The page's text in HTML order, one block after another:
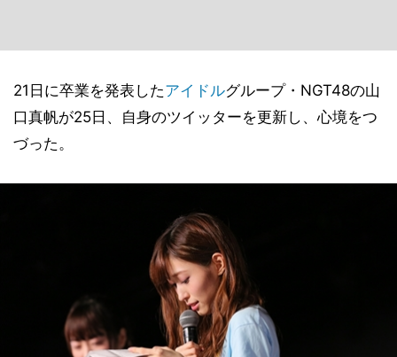
21日に卒業を発表したアイドルグループ・NGT48の山
口真帆が25日、自身のツイッターを更新し、心境をつ
づった。